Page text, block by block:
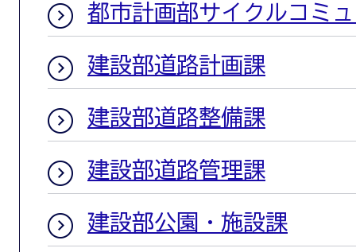
都市計画部サイクルコミ
建設部道路計画課
建設部道路整備課
建設部道路管理課
建設部公園・施設課